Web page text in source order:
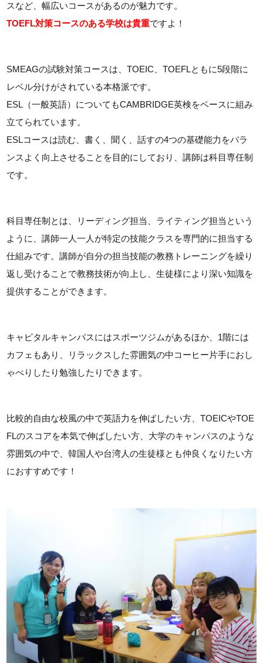
スなど、幅広いコースがあるのが魅力です。
TOEFL対策コースのある学校は貴重ですよ！
SMEAGの試験対策コースは、TOEIC、TOEFLともに5段階に
レベル分けがされている本格派です。
ESL（一般英語）についてもCAMBRIDGE英検をベースに組み
立てられています。
ESLコースは読む、書く、聞く、話すの4つの基礎能力をバラ
ンスよく向上させることを目的にしており、講師は科目専任制
です。
科目専任制とは、リーディング担当、ライティング担当という
ように、講師一人一人が特定の技能クラスを専門的に担当する
仕組みです。講師が自分の担当技能の教務トレーニングを繰り
返し受けることで教務技術が向上し、生徒様により深い知識を
提供することができます。
キャピタルキャンパスにはスポーツジムがあるほか、1階には
カフェもあり、リラックスした雰囲気の中コーヒー片手におし
ゃべりしたり勉強したりできます。
比較的自由な校風の中で英語力を伸ばしたい方、TOEICやTOE
FLのスコアを本気で伸ばしたい方、大学のキャンパスのような
雰囲気の中で、韓国人や台湾人の生徒様とも仲良くなりたい方
におすすめです！